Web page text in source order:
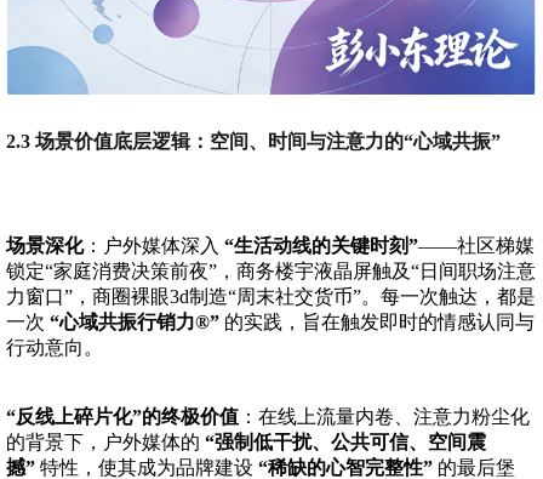
2.3 场景价值底层逻辑：空间、时间与注意力的“心域共振”
场景深化：户外媒体深入 “生活动线的关键时刻”——社区梯媒
锁定“家庭消费决策前夜”，商务楼宇液晶屏触及“日间职场注意
力窗口”，商圈裸眼3d制造“周末社交货币”。每一次触达，都是
一次 “心域共振行销力®” 的实践，旨在触发即时的情感认同与
行动意向。
“反线上碎片化”的终极价值 ：在线上流量内卷、注意力粉尘化
的背景下，户外媒体的 “强制低干扰、公共可信、空间震
撼” 特性，使其成为品牌建设 “稀缺的心智完整性” 的最后堡